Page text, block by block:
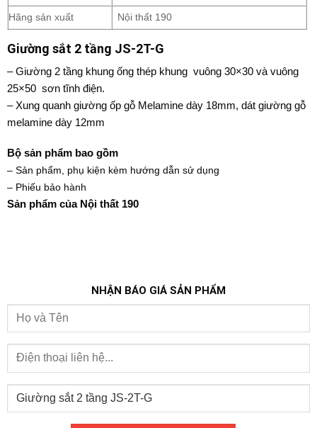
Hãng sản xuất Nội thất 190
Giường sắt 2 tầng JS-2T-G
– Giường 2 tầng khung ống thép khung vuông 30×30 và vuông
25×50 sơn tĩnh điện.
– Xung quanh giường ốp gỗ Melamine dày 18mm, dát giường gỗ
melamine dày 12mm
Bộ sản phẩm bao gồm
– Sản phẩm, phụ kiện kèm hướng dẫn sử dụng
– Phiếu bảo hành
Sản phẩm của Nội thất 190
NHẬN BÁO GIÁ SẢN PHẨM